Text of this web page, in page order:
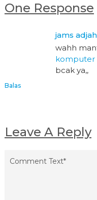
One Response
jams adjah
wahh
komputer
bcak ya,,
Balas
Leave A Reply